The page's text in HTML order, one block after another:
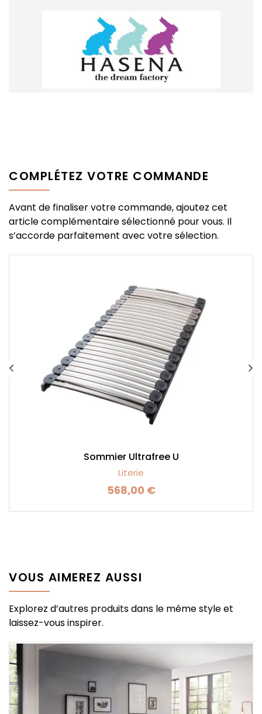
COMPLÉTEZ VOTRE COMMANDE
Avant de finaliser votre commande, ajoutez cet
article complémentaire sélectionné pour vous. Il
s’accorde parfaitement avec votre sélection.
Sommier Ultrafree U
Literie
Prix
568,00 €
VOUS AIMEREZ AUSSI
Explorez d’autres produits dans le même style et
laissez-vous inspirer.